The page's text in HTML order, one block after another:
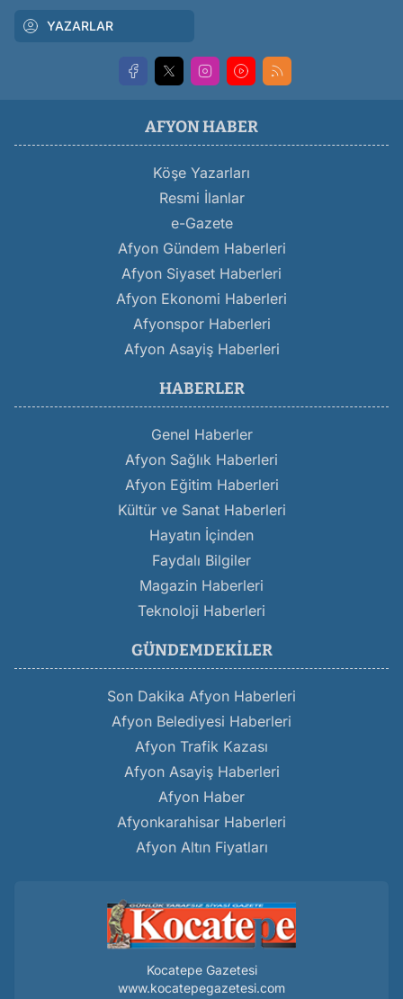
YAZARLAR
AFYON HABER
Köşe Yazarları
Resmi İlanlar
e-Gazete
Afyon Gündem Haberleri
Afyon Siyaset Haberleri
Afyon Ekonomi Haberleri
Afyonspor Haberleri
Afyon Asayiş Haberleri
HABERLER
Genel Haberler
Afyon Sağlık Haberleri
Afyon Eğitim Haberleri
Kültür ve Sanat Haberleri
Hayatın İçinden
Faydalı Bilgiler
Magazin Haberleri
Teknoloji Haberleri
GÜNDEMDEKILER
Son Dakika Afyon Haberleri
Afyon Belediyesi Haberleri
Afyon Trafik Kazası
Afyon Asayiş Haberleri
Afyon Haber
Afyonkarahisar Haberleri
Afyon Altın Fiyatları
Kocatepe Gazetesi
www.kocatepegazetesi.com